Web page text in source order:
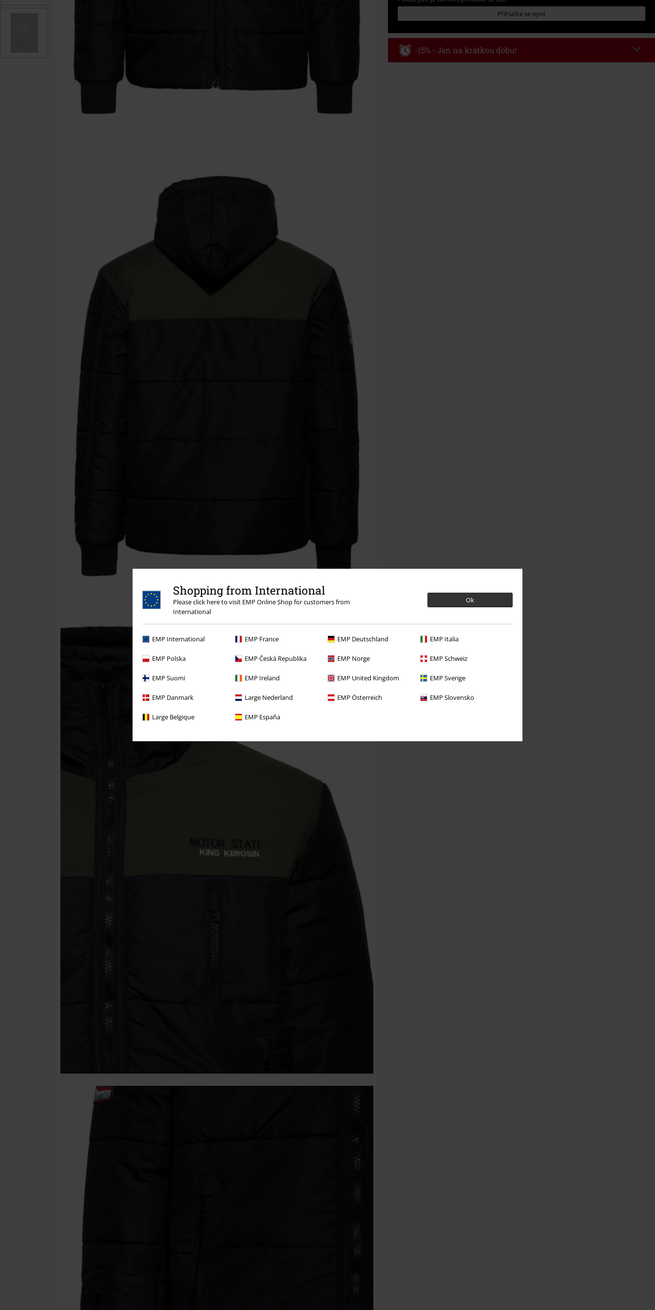
Shopping from International
Please click here to visit EMP Online Shop for customers from
International
Ok
EMP International EMP France EMP Deutschland EMP Italia
EMP Polska EMP Česká Republika EMP Norge EMP Schweiz
EMP Suomi EMP Ireland EMP United Kingdom EMP Sverige
EMP Danmark Large Nederland EMP Österreich EMP Slovensko
Large Belgique EMP España
Přihlašte se nyní
-15% - Jen na krátkou dobu!